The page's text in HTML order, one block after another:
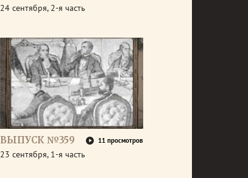
24 сентября, 2-я часть
ВЫПУСК №359 11 просмотров
23 сентября, 1-я часть